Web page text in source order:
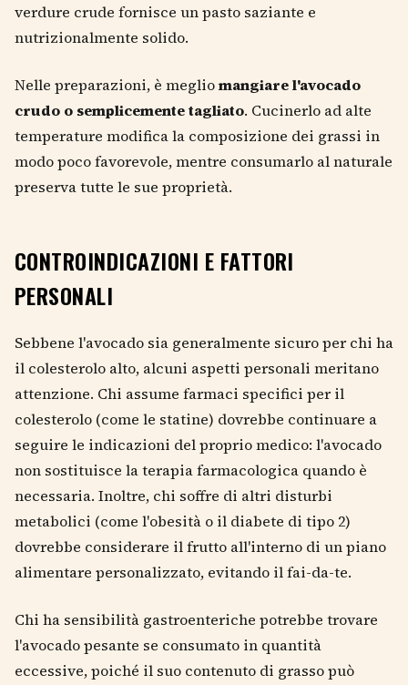
verdure crude fornisce un pasto saziante e
nutrizionalmente solido.
Nelle preparazioni, è megliomangiare l'avocado
crudo o semplicemente tagliato. Cucinerlo ad alte
temperature modifica la composizione dei grassi in
modo poco favorevole, mentre consumarlo al naturale
preserva tutte le sue proprietà.
CONTROINDICAZIONI E FATTORI
PERSONALI
Sebbene l'avocado sia generalmente sicuro per chi ha
il colesterolo alto, alcuni aspetti personali meritano
attenzione. Chi assume farmaci specifici per il
colesterolo (come le statine) dovrebbe continuare a
seguire le indicazioni del proprio medico: l'avocado
non sostituisce la terapia farmacologica quando è
necessaria. Inoltre, chi soffre di altri disturbi
metabolici (come l'obesità o il diabete di tipo 2)
dovrebbe considerare il frutto all'interno di un piano
alimentare personalizzato, evitando il fai-da-te.
Chi ha sensibilità gastroenteriche potrebbe trovare
l'avocado pesante se consumato in quantità
eccessive, poiché il suo contenuto di grasso può